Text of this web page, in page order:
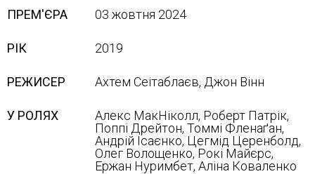
ПРЕМ'ЄРА 03 жовтня 2024
РІК 2019
РЕЖИСЕР Ахтем Сеітаблаєв, Джон Вінн
У РОЛЯХ
Алекс МакНіколл, Роберт Патрік,
Поппі Дрейтон, Томмі Фленаґан,
Андрій Ісаєнко, Цегмід Церенболд,
Олег Волощенко, Рокі Майєрс,
Ержан Нуримбет, Аліна Коваленко